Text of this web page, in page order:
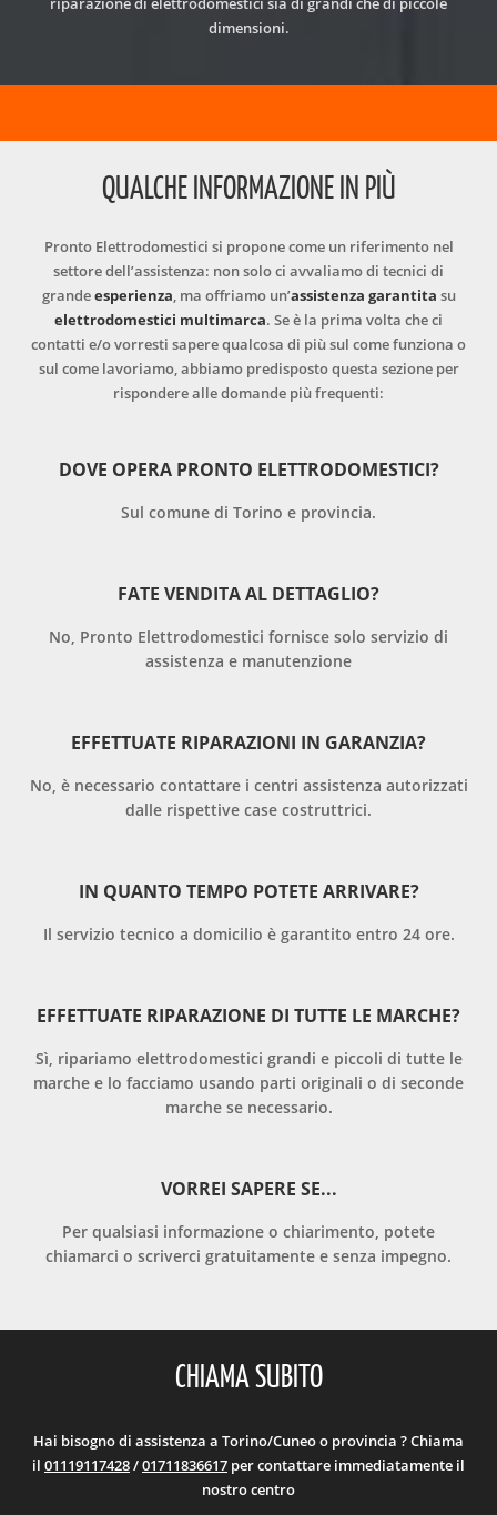
riparazione di elettrodomestici sia di grandi che di piccole
dimensioni.
QUALCHE INFORMAZIONE IN PIÙ
Pronto Elettrodomestici si propone come un riferimento nel
settore dell’assistenza: non solo ci avvaliamo di tecnici di
grandeesperienza, ma offriamo un’assistenza garantita su
elettrodomestici multimarca. Se è la prima volta che ci
contatti e/o vorresti sapere qualcosa di più sul come funziona o
sul come lavoriamo, abbiamo predisposto questa sezione per
rispondere alle domande più frequenti:
DOVE OPERA PRONTO ELETTRODOMESTICI?
Sul comune di Torino e provincia.
FATE VENDITA AL DETTAGLIO?
No, Pronto Elettrodomestici fornisce solo servizio di
assistenza e manutenzione
EFFETTUATE RIPARAZIONI IN GARANZIA?
No, è necessario contattare i centri assistenza autorizzati
dalle rispettive case costruttrici.
IN QUANTO TEMPO POTETE ARRIVARE?
Il servizio tecnico a domicilio è garantito entro 24 ore.
EFFETTUATE RIPARAZIONE DI TUTTE LE MARCHE?
Sì, ripariamo elettrodomestici grandi e piccoli di tutte le
marche e lo facciamo usando parti originali o di seconde
marche se necessario.
VORREI SAPERE SE...
Per qualsiasi informazione o chiarimento, potete
chiamarci o scriverci gratuitamente e senza impegno.
CHIAMA SUBITO
Hai bisogno di assistenza a Torino/Cuneo o provincia ? Chiama
il 01119117428/01711836617 per contattare immediatamente il
nostro centro